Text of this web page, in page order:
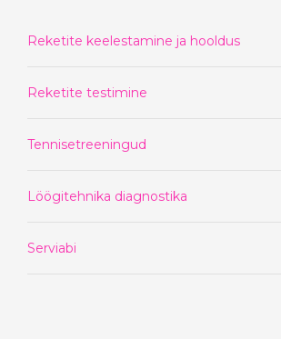
Reketite keelestamine ja hooldus
Reketite testimine
Tennisetreeningud
Löögitehnika diagnostika
Serviabi